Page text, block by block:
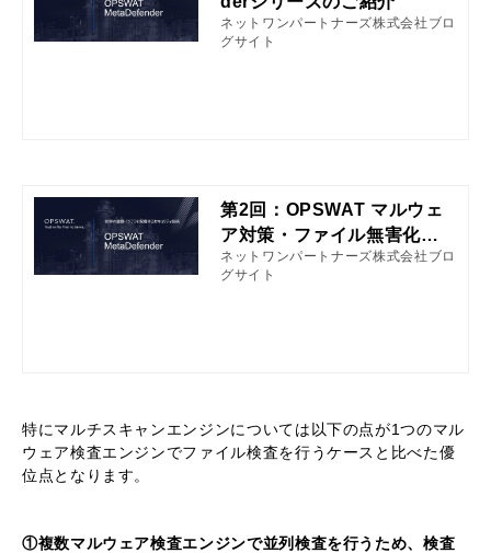
ネットワンパートナーズ株式会社ブロ
グサイト
第2回：OPSWAT マルウェ
ア対策・ファイル無害化エ
ンジンのご紹介
ネットワンパートナーズ株式会社ブロ
グサイト
特にマルチスキャンエンジンについては以下の点が1つのマル
ウェア検査エンジンでファイル検査を行うケースと比べた優
位点となります。
①複数マルウェア検査エンジンで並列検査を行うため、検査